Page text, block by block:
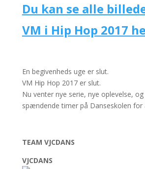
Du kan se alle
VM i Hip Hop 2017
En begivenheds uge er slut.
VM Hip Hop 2017 er slut.
Nu venter nye serie, nye oplevelse,
spændende timer på Danseskolen for
TEAM VJCDANS
VJCDANS